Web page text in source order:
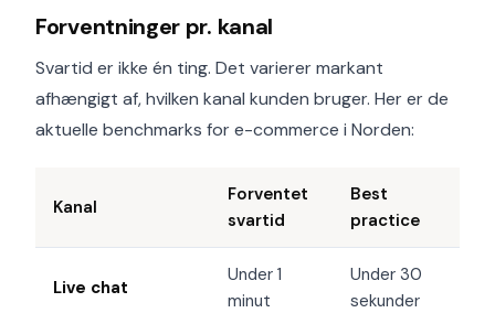
Forventninger pr. kanal
Svartid er ikke én ting. Det varierer markant
afhængigt af, hvilken kanal kunden bruger. Her er de
aktuelle benchmarks for e-commerce i Norden:
Kanal
Forventet
svartid
Best
practice
Live chat
Under 1
minut
Under 30
sekunder